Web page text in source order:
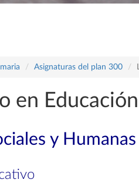
Asignaturas del plan 300
en
y Humanas